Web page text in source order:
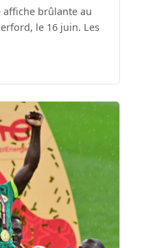
brûlante au
le 16 juin. Les